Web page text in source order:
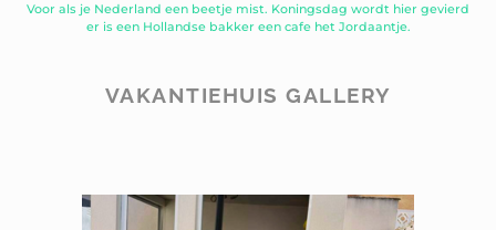
Voor als je Nederland een beetje mist. Koningsdag wordt hier gevierd
er is een Hollandse bakker een cafe het Jordaantje.
VAKANTIEHUIS GALLERY